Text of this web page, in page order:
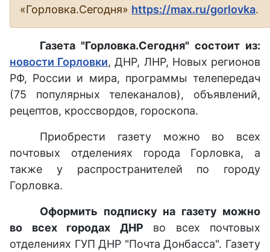
«Горловка.Сегодня» https://max.ru/gorlovka.
Газета "Горловка.Сегодня" состоит из:
новости Горловки, ДНР, ЛНР, Новых регионов
РФ, России и мира, программы телепередач
(75 популярных телеканалов), объявлений,
рецептов, кроссвордов, гороскопа.
Приобрести газету можно во всех
почтовых отделениях города Горловка, а
также у распространителей по городу
Горловка.
Оформить подписку на газету можно
во всех городах ДНР во всех почтовых
отделениях ГУП ДНР "Почта Донбасса". Газету